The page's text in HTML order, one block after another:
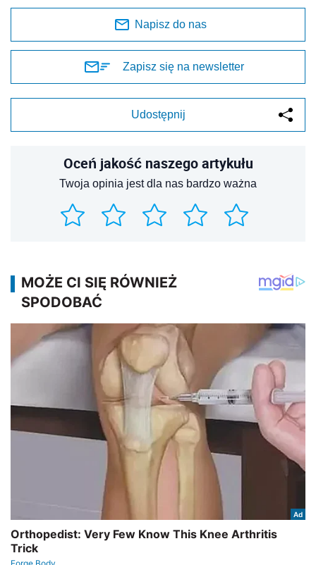
Napisz do nas
Zapisz się na newsletter
Udostępnij
Oceń jakość naszego artykułu
Twoja opinia jest dla nas bardzo ważna